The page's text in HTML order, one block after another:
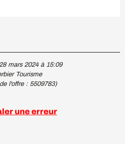
mars 2024 à 15:09
Tourisme
l'offre : 5509783)
une erreur